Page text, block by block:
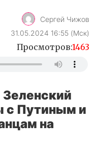
Сергей Чижов
31.05.2024 16:55 (Мск)
Просмотров:1463
с Путиным и
на